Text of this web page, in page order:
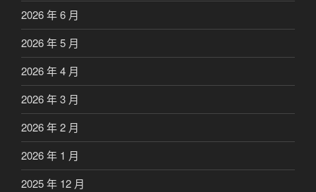
2026 年 6 月
2026 年 5 月
2026 年 4 月
2026 年 3 月
2026 年 2 月
2026 年 1 月
2025 年 12 月